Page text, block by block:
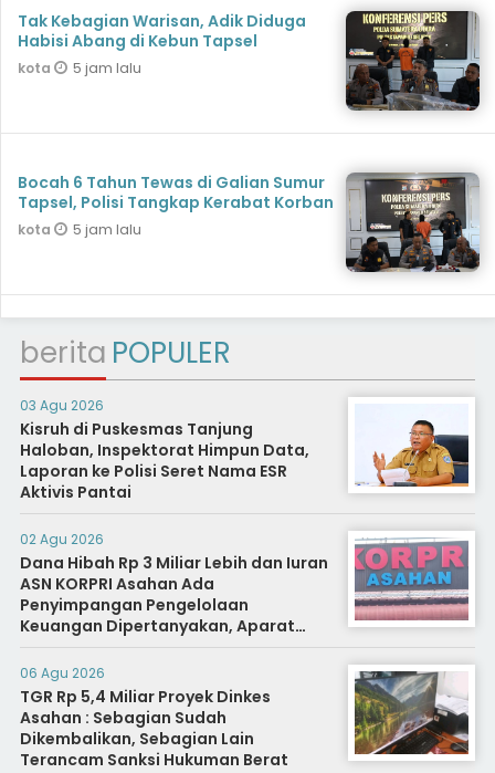
Tak Kebagian Warisan, Adik Diduga
Habisi Abang di Kebun Tapsel
kota 5 jam lalu
Bocah 6 Tahun Tewas di Galian Sumur
Tapsel, Polisi Tangkap Kerabat Korban
kota 5 jam lalu
berita POPULER
03 Agu 2026
Kisruh di Puskesmas Tanjung
Haloban, Inspektorat Himpun Data,
Laporan ke Polisi Seret Nama ESR
Aktivis Pantai
02 Agu 2026
Dana Hibah Rp 3 Miliar Lebih dan Iuran
ASN KORPRI Asahan Ada
Penyimpangan Pengelolaan
Keuangan Dipertanyakan, Aparat
Diminta Segera Usut
06 Agu 2026
TGR Rp 5,4 Miliar Proyek Dinkes
Asahan : Sebagian Sudah
Dikembalikan, Sebagian Lain
Terancam Sanksi Hukuman Berat